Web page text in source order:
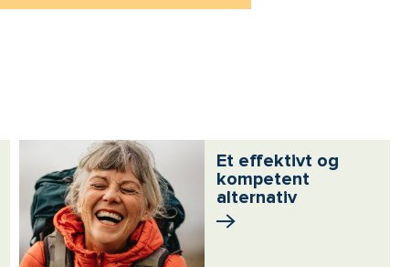
Et effektivt og
kompetent
alternativ